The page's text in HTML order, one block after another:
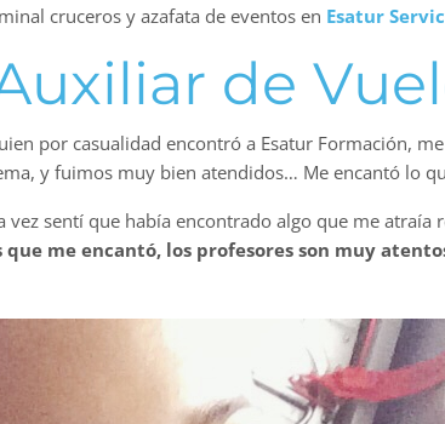
cruceros y azafata de eventos en Esatur
de
por casualidad encontró a Esatur Formación,
y fuimos muy bien atendidos… Me encantó lo
sentí que había encontrado algo que me atraía
me encantó, los profesores son muy